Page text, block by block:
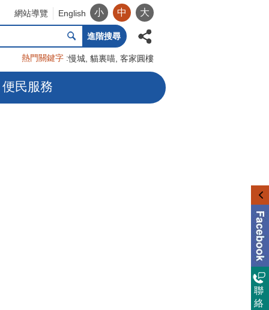
網站導覽 English 小 中 大
進階搜尋
熱門關鍵字 慢城 貓裏喵 客家圓樓
便民服務
聯
絡